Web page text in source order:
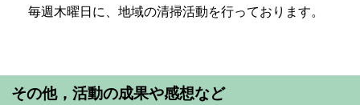
毎週木曜日に、地域の清掃活動を行っております。
その他，活動の成果や感想など